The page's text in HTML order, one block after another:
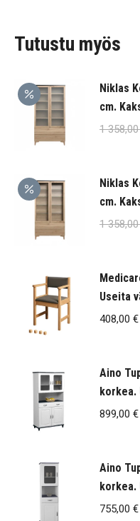
Tutustu myös
Niklas
cm.
1
Niklas
cm.
1
Useita
408,00 €
Aino
korkea.
899,00 €
Aino
korkea.
755,00 €